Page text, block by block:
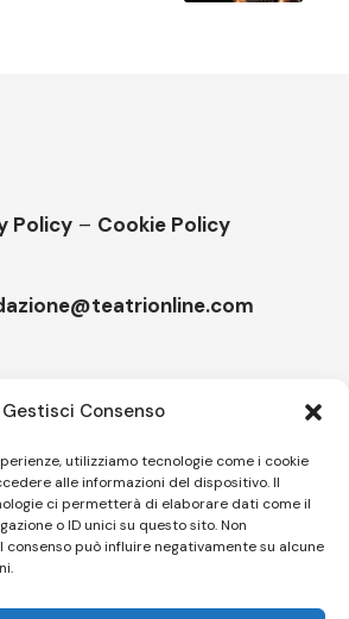
Gestisci Consenso
utilizziamo tecnologie come i cookie
alle informazioni del dispositivo. Il
ci permetterà di elaborare dati come il
o ID unici su questo sito. Non
può influire negativamente su alcune
Policy – Cookie Policy
Borgio Verezzi, La cameriera brillante
Romics d’Oro della 37^ edizione